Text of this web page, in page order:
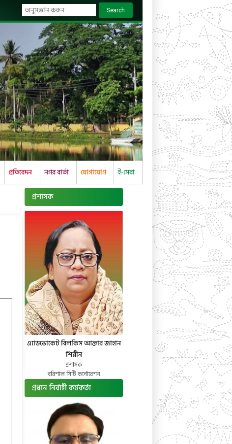
Search
প্রতিবেদন নগর বার্তা যোগাযোগ ই-সেবা
প্রশাসক
এ্যাডভোকেট বিলকিস আক্তার জাহান
শিরীন
প্রশাসক
বরিশাল সিটি কর্পোরেশন
প্রধান নির্বাহী কর্মকর্তা